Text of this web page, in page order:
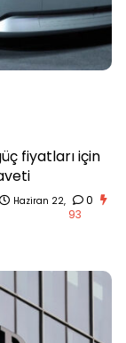
fiyatları için
Haziran 22,
0
93